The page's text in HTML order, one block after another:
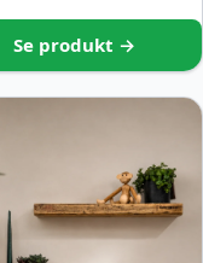
Se produkt →